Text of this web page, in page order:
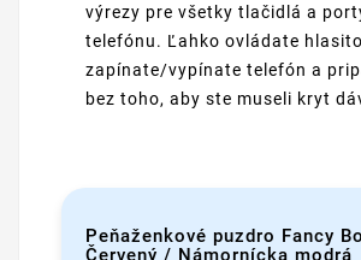
výrezy pre všetky tlačidlá a
telefónu. Ľahko ovládate
zapínate/vypínate telefón a
bez toho, aby ste museli kryt
Peňaženkové puzdro Fancy
Červený / Námornícka modrá